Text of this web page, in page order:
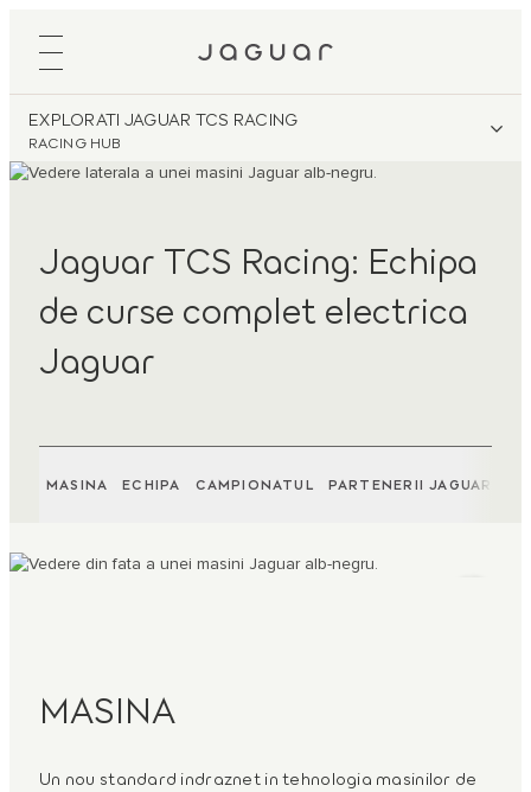
EXPLORATI JAGUAR TCS RACING
RACING HUB
Jaguar TCS Racing: Echipa
de curse complet electrica
Jaguar
MASINA ECHIPA CAMPIONATUL PARTENERII JAGUAR
MASINA
Un nou standard indraznet in tehnologia masinilor de